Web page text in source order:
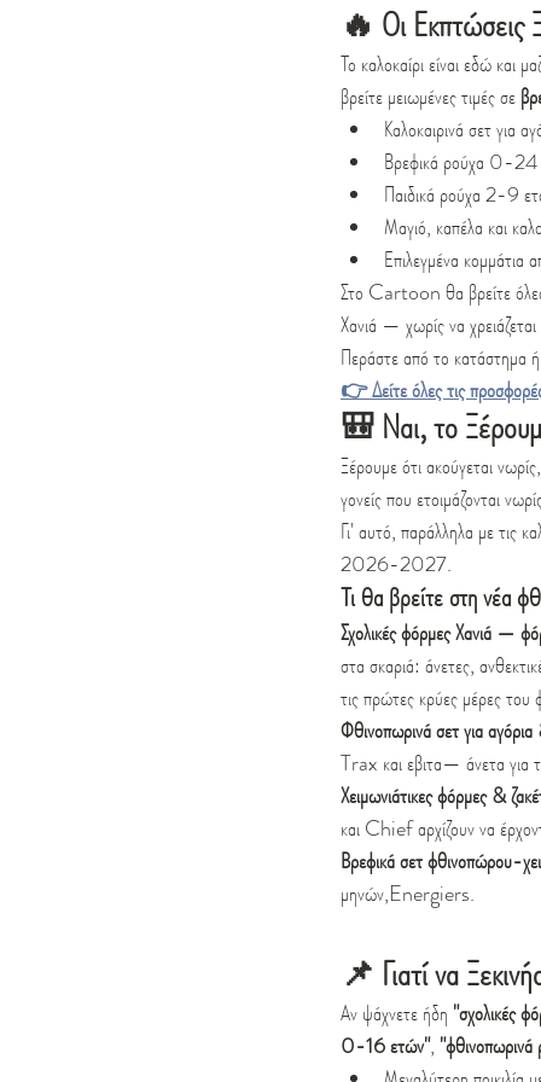
🔥 Οι Εκπτώσεις
Το καλοκαίρι είναι εδώ και
βρείτε μειωμένες τιμές σε
Καλοκαιρινά σετ για
Βρεφικά ρούχα 0-24
Παιδικά ρούχα 2-9
Μαγιό, καπέλα και
Επιλεγμένα κομμάτια
Στο Cartoon θα βρείτε όλες
Χανιά — χωρίς να
Περάστε από το κατάστημα
👉 Δείτε όλες τις
🎒 Ναι, το
Ξέρουμε ότι ακούγεται
γονείς που ετοιμάζονται
Γι' αυτό, παράλληλα με τις
2026-2027.
Τι θα βρείτε στη νέα
Σχολικές φόρμες Χανιά —
στα σκαριά: άνετες,
τις πρώτες κρύες μέρες
Φθινοπωρινά σετ για αγόρια
Trax και εβιτα— άνετα για
Χειμωνιάτικες φόρμες &
και Chief αρχίζουν να
Βρεφικά σετ
μηνών,Energiers.
📌 Γιατί να
Αν ψάχνετε ήδη "σχολικές
0-16 ετών", "φθινοπωρινά